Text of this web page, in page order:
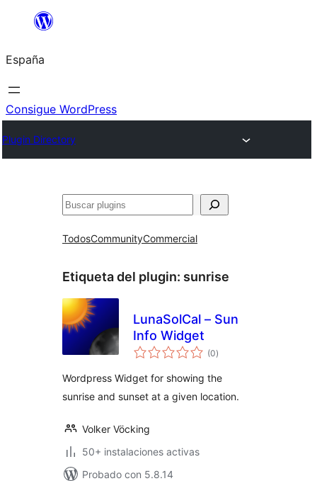
Saltar
contenido
España
Consigue WordPress
Plugin Directory
Buscar
TodosCommunityCommercial
Etiqueta del plugin: sunrise
LunaSolCal – Sun
Info Widget
(0valoraciones
en
)
Wordpress Widget for showing the
sunrise and sunset at a given location.
Volker Vöcking
50+ instalaciones activas
Probado con 5.8.14